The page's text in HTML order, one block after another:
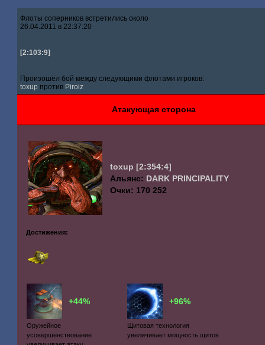
Флоты соперников встретились около
26.04.2011 в 22:37:20
[2:103:9]
Произошёл бой между следующими флотами игроков:
toxup против Piroiz
Атакующая сторона
toxup [2:354:4]
Альянс: DARK PRINCIPALITY
Очки: 170 252
Достижения:
+44%
Оружейное
усовершенствование
+96%
Щитовая технология
увеличивает мощность щитов